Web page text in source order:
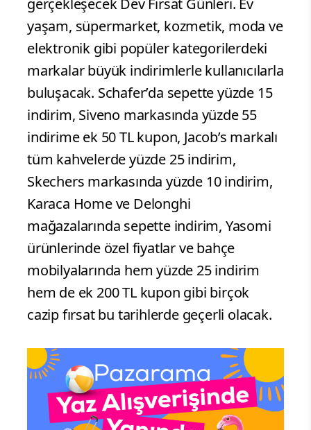
gerçekleşecek Dev Fırsat Günleri. Ev
yaşam, süpermarket, kozmetik, moda ve
elektronik gibi popüler kategorilerdeki
markalar büyük indirimlerle kullanıcılarla
buluşacak. Schafer’da sepette yüzde 15
indirim, Siveno markasında yüzde 55
indirime ek 50 TL kupon, Jacob’s markalı
tüm kahvelerde yüzde 25 indirim,
Skechers markasında yüzde 10 indirim,
Karaca Home ve Delonghi
mağazalarında sepette indirim, Yasomi
ürünlerinde özel fiyatlar ve bahçe
mobilyalarında hem yüzde 25 indirim
hem de ek 200 TL kupon gibi birçok
cazip fırsat bu tarihlerde geçerli olacak.